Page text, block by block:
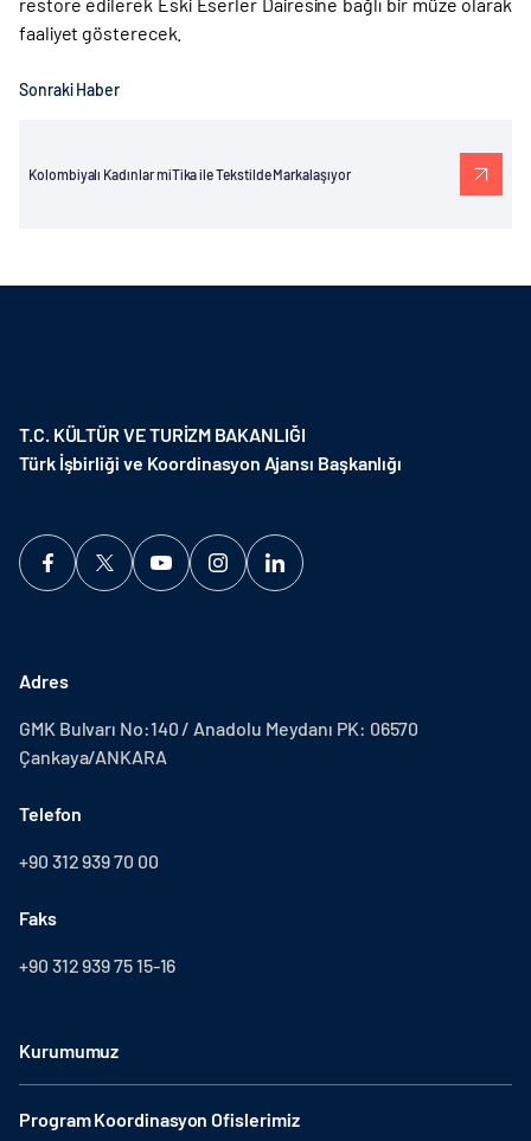
restore edilerek Eski Eserler Dairesine bağlı bir müze olarak
faaliyet gösterecek.
Sonraki Haber
Kolombiyalı Kadınlar miTika ile Tekstilde Markalaşıyor
T.C. KÜLTÜR VE TURİZM BAKANLIĞI
Türk İşbirliği ve Koordinasyon Ajansı Başkanlığı
Adres
GMK Bulvarı No:140 / Anadolu Meydanı PK: 06570
Çankaya/ANKARA
Telefon
+90 312 939 70 00
Faks
+90 312 939 75 15-16
Kurumumuz
Program Koordinasyon Ofislerimiz